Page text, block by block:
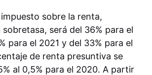
sobre la renta,
será del 36% para el
para el 2021 y del 33% para el
de renta presuntiva se
al 0,5% para el 2020. A partir